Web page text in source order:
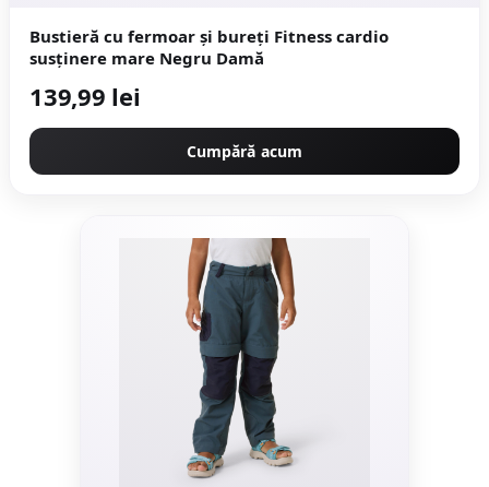
Bustieră cu fermoar și bureți Fitness cardio
susținere mare Negru Damă
139,99 lei
Cumpără acum